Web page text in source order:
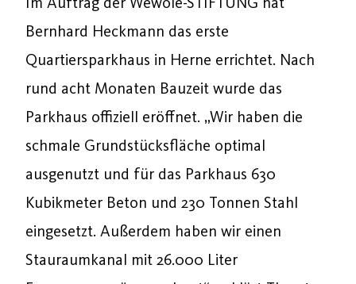
Bernhard Heckmann das erste
Quartiersparkhaus in Herne errichtet. Nach
rund acht Monaten Bauzeit wurde das
Parkhaus offiziell eröffnet. „Wir haben die
schmale Grundstücksfläche optimal
ausgenutzt und für das Parkhaus 630
Kubikmeter Beton und 230 Tonnen Stahl
eingesetzt. Außerdem haben wir einen
Stauraumkanal mit 26.000 Liter